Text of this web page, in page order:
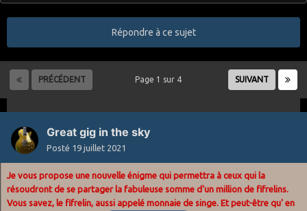
Répondre à ce sujet
PRÉCÉDENT SUIVANT
Page 1 sur 4
Great gig in the sky
Posté 19 juillet 2021
Je vous propose une nouvelle énigme qui permettra à ceux qui la
résoudront de se partager la fabuleuse somme d'un million de fifrelins.
Vous savez, le fifrelin, aussi appelé monnaie de singe. Et peut-être qu' en